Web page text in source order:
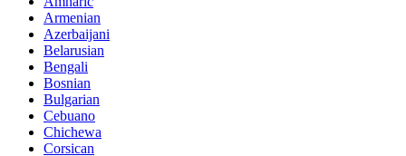
Armenian
Azerbaijani
Belarusian
Bengali
Bosnian
Bulgarian
Cebuano
Chichewa
Corsican